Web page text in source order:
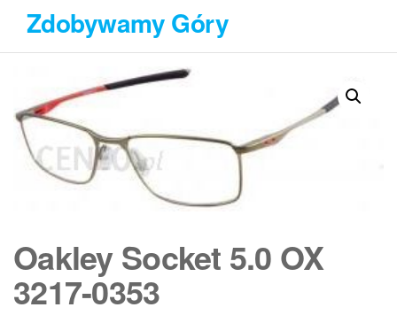
Przejdź
treści
Zdobywamy Góry
Oakley Socket 5.0 OX
3217-0353